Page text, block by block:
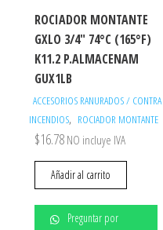
ROCIADOR MONTANTE
GXLO 3/4″ 74°C (165°F)
K11.2 P.ALMACENAM
GUX1LB
ACCESORIOS RANURADOS / CONTRA
INCENDIOS, ROCIADOR MONTANTE
$16.78 NO incluye IVA
Añadir al carrito
Preguntar por